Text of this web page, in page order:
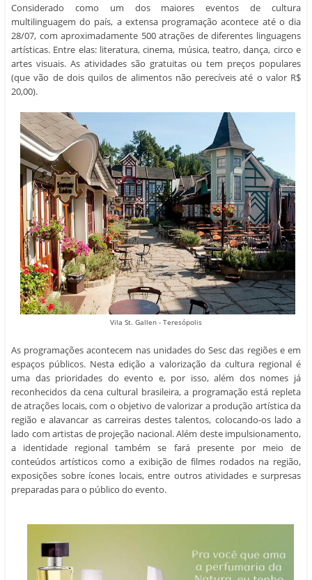
Considerado como um dos maiores eventos de cultura
multilinguagem do país, a extensa programação acontece até o dia
28/07, com aproximadamente 500 atrações de diferentes linguagens
artísticas. Entre elas: literatura, cinema, música, teatro, dança, circo e
artes visuais. As atividades são gratuitas ou tem preços populares
(que vão de dois quilos de alimentos não perecíveis até o valor R$
20,00).
Vila St. Gallen - Teresópolis
As programações acontecem nas unidades do Sesc das regiões e em
espaços públicos. Nesta edição a valorização da cultura regional é
uma das prioridades do evento e, por isso, além dos nomes já
reconhecidos da cena cultural brasileira, a programação está repleta
de atrações locais, com o objetivo de valorizar a produção artística da
região e alavancar as carreiras destes talentos, colocando-os lado a
lado com artistas de projeção nacional. Além deste impulsionamento,
a identidade regional também se fará presente por meio de
conteúdos artísticos como a exibição de filmes rodados na região,
exposições sobre ícones locais, entre outros atividades e surpresas
preparadas para o público do evento.